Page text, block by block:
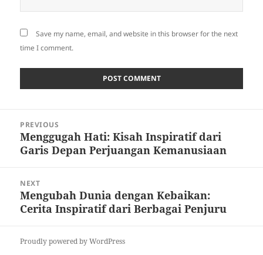
Save my name, email, and website in this browser for the next
time I comment.
navigation
PREVIOUS
Previous
post:
Menggugah Hati: Kisah Inspiratif dari
Garis Depan Perjuangan Kemanusiaan
NEXT
Next
post:
Mengubah Dunia dengan Kebaikan:
Cerita Inspiratif dari Berbagai Penjuru
Proudly powered by WordPress